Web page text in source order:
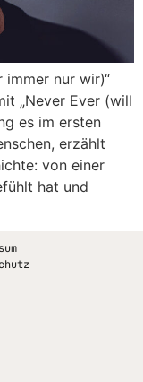
immer nur wir)“
„Never Ever (will
es im ersten
erzählt
von einer
hat und